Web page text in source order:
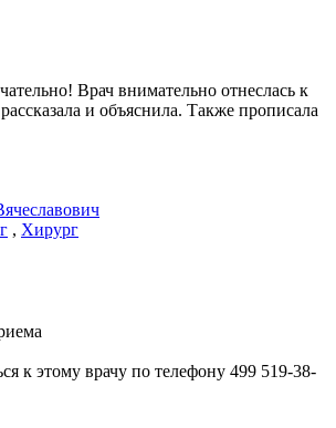
Врач внимательно отнеслась к
и объяснила. Также прописала
, Хирург
к этому врачу по телефону 499 519-38-